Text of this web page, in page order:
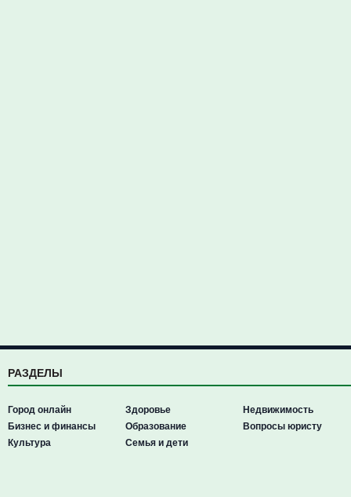
РАЗДЕЛЫ
Город онлайн
Бизнес и финансы
Культура
Здоровье
Образование
Семья и дети
Недвижимость
Вопросы юристу